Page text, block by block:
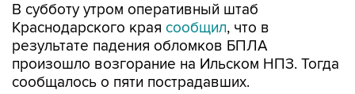
В субботу утром оперативный штаб
Краснодарского края сообщил, что в
результате падения обломков БПЛА
произошло возгорание на Ильском НПЗ. Тогда
сообщалось о пяти пострадавших.